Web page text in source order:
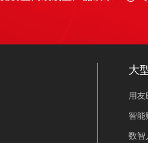
大
用友
智能
数智